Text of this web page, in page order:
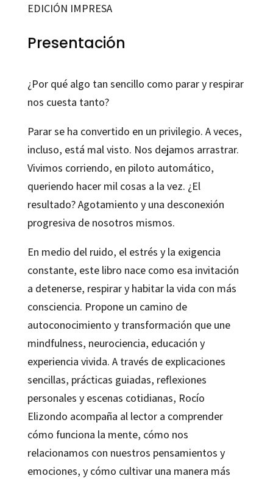
EDICIÓN IMPRESA
Presentación
¿Por qué algo tan sencillo como parar y respirar
nos cuesta tanto?
Parar se ha convertido en un privilegio. A veces,
incluso, está mal visto. Nos dejamos arrastrar.
Vivimos corriendo, en piloto automático,
queriendo hacer mil cosas a la vez. ¿El
resultado? Agotamiento y una desconexión
progresiva de nosotros mismos.
En medio del ruido, el estrés y la exigencia
constante, este libro nace como esa invitación
a detenerse, respirar y habitar la vida con más
consciencia. Propone un camino de
autoconocimiento y transformación que une
mindfulness, neurociencia, educación y
experiencia vivida. A través de explicaciones
sencillas, prácticas guiadas, reflexiones
personales y escenas cotidianas, Rocío
Elizondo acompaña al lector a comprender
cómo funciona la mente, cómo nos
relacionamos con nuestros pensamientos y
emociones, y cómo cultivar una manera más